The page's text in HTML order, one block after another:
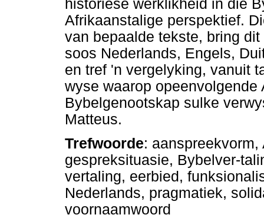
historiese werklikheid in die
Afrikaanstalige perspektief.
van bepaalde tekste, bring
soos Nederlands, Engels,
en tref 'n vergelyking, vanuit
wyse waarop
Bybelgenootskap sulke
Matteus.
Trefwoorde:
gespreksituasie, Bybelver-
vertaling, eerbied,
Nederlands, pragmatiek,
voornaamwoord